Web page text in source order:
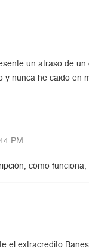
un atraso de
y nunca he caido en
PM
cómo
el extracredito